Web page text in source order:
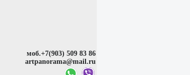
моб.+7(903) 509 83 86
artpanorama@mail.ru